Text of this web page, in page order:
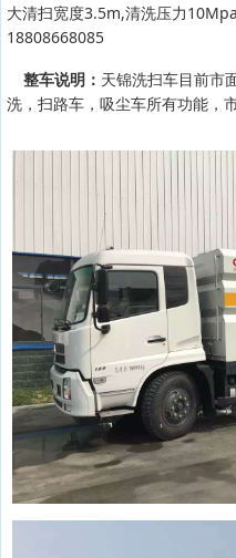
大清扫宽度3.5m,清洗压力
18808668085
整车说明： 天锦洗扫车目前市
洗，扫路车，吸尘车所有功能，